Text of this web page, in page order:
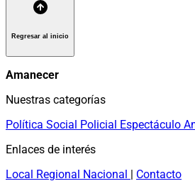
Regresar al inicio
Amanecer
Nuestras categorías
Política Social Policial Espectáculo
Enlaces de interés
Local Regional Nacional | Contacto